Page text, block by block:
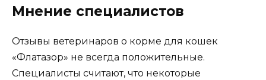
Мнение специалистов
Отзывы ветеринаров о корме для кошек
«Флатазор» не всегда положительные.
Специалисты считают, что некоторые